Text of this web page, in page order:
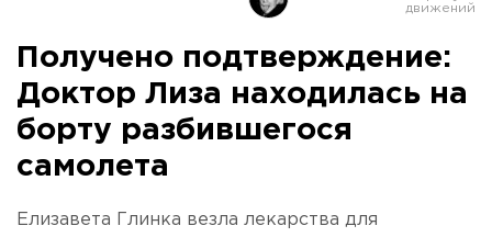
Получено подтверждение:
Доктор Лиза находилась на
борту разбившегося
самолета
Елизавета Глинка везла лекарства для